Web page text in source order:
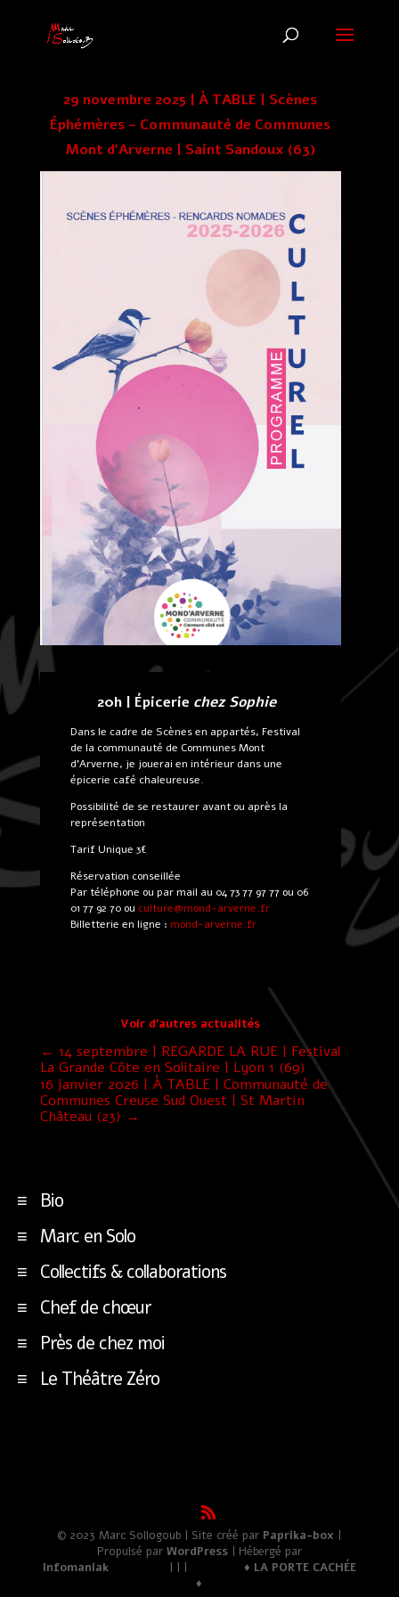
29 novembre 2025 | À TABLE | Scènes
Éphémères – Communauté de Communes
Mont d’Arverne | Saint Sandoux (63)
20h | Épicerie chez Sophie
Dans le cadre de Scènes en appartés, Festival
de la communauté de Communes Mont
d’Arverne, je jouerai en intérieur dans une
épicerie café chaleureuse.
Possibilité de se restaurer avant ou après la
représentation
Tarif Unique 3€
Réservation conseillée
Par téléphone ou par mail au 04 73 77 97 77 ou 06
01 77 92 70 ou
rf.en
revra
-dnom
@erut
luc
Billetterie en ligne : mond-arverne.fr
Voir d’autres actualités
← 14 septembre | REGARDE LA RUE | Festival
La Grande Côte en Solitaire | Lyon 1 (69)
16 janvier 2026 | À TABLE | Communauté de
Communes Creuse Sud Ouest | St Martin
Château (23) →
Bio
Marc en Solo
Collectifs & collaborations
Chef de chœur
Près de chez moi
Le Théâtre Zéro
© 2023 Marc Sollogoub | Site créé par Paprika-box |
Propulsé par WordPress| Hébergé par
Infomaniak| | | ♦ LA PORTE CACHÉE
♦